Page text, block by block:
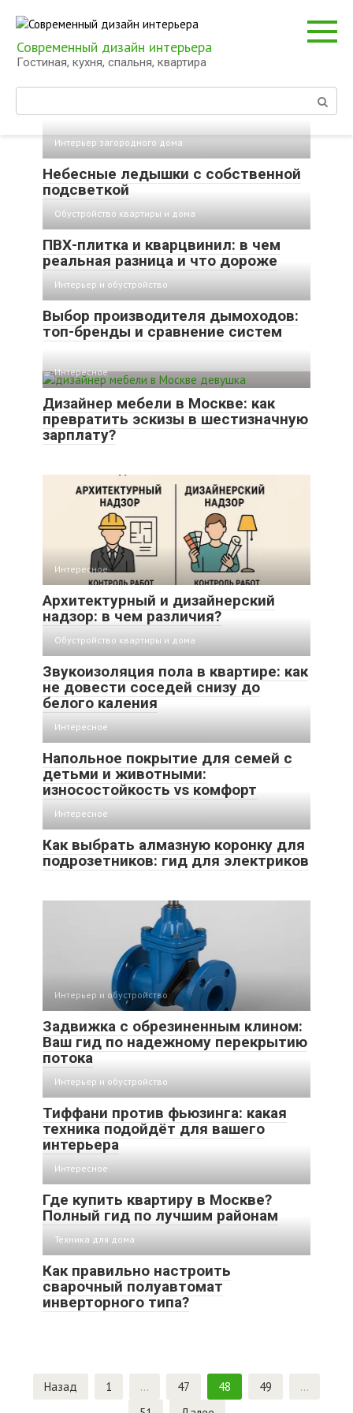
контенту
Современный дизайн интерьера
Гостиная, кухня, спальня, квартира
Поиск:
Интерьер загородного дома
Небесные ледышки с собственной
подсветкой
Обустройство квартиры и дома
ПВХ-плитка и кварцвинил: в чем
реальная разница и что дороже
Интерьер и обустройство
Выбор производителя дымоходов:
топ-бренды и сравнение систем
Интересное
Дизайнер мебели в Москве: как
превратить эскизы в шестизначную
зарплату?
Интересное
Архитектурный и дизайнерский
надзор: в чем различия?
Обустройство квартиры и дома
Звукоизоляция пола в квартире: как
не довести соседей снизу до
белого каления
Интересное
Напольное покрытие для семей с
детьми и животными:
износостойкость vs комфорт
Интересное
Как выбрать алмазную коронку для
подрозетников: гид для электриков
Интерьер и обустройство
Задвижка с обрезиненным клином:
Ваш гид по надежному перекрытию
потока
Интерьер и обустройство
Тиффани против фьюзинга: какая
техника подойдёт для вашего
интерьера
Интересное
Где купить квартиру в Москве?
Полный гид по лучшим районам
Техника для дома
Как правильно настроить
сварочный полуавтомат
инверторного типа?
Навигация
Назад 1 … 47 48 49
…